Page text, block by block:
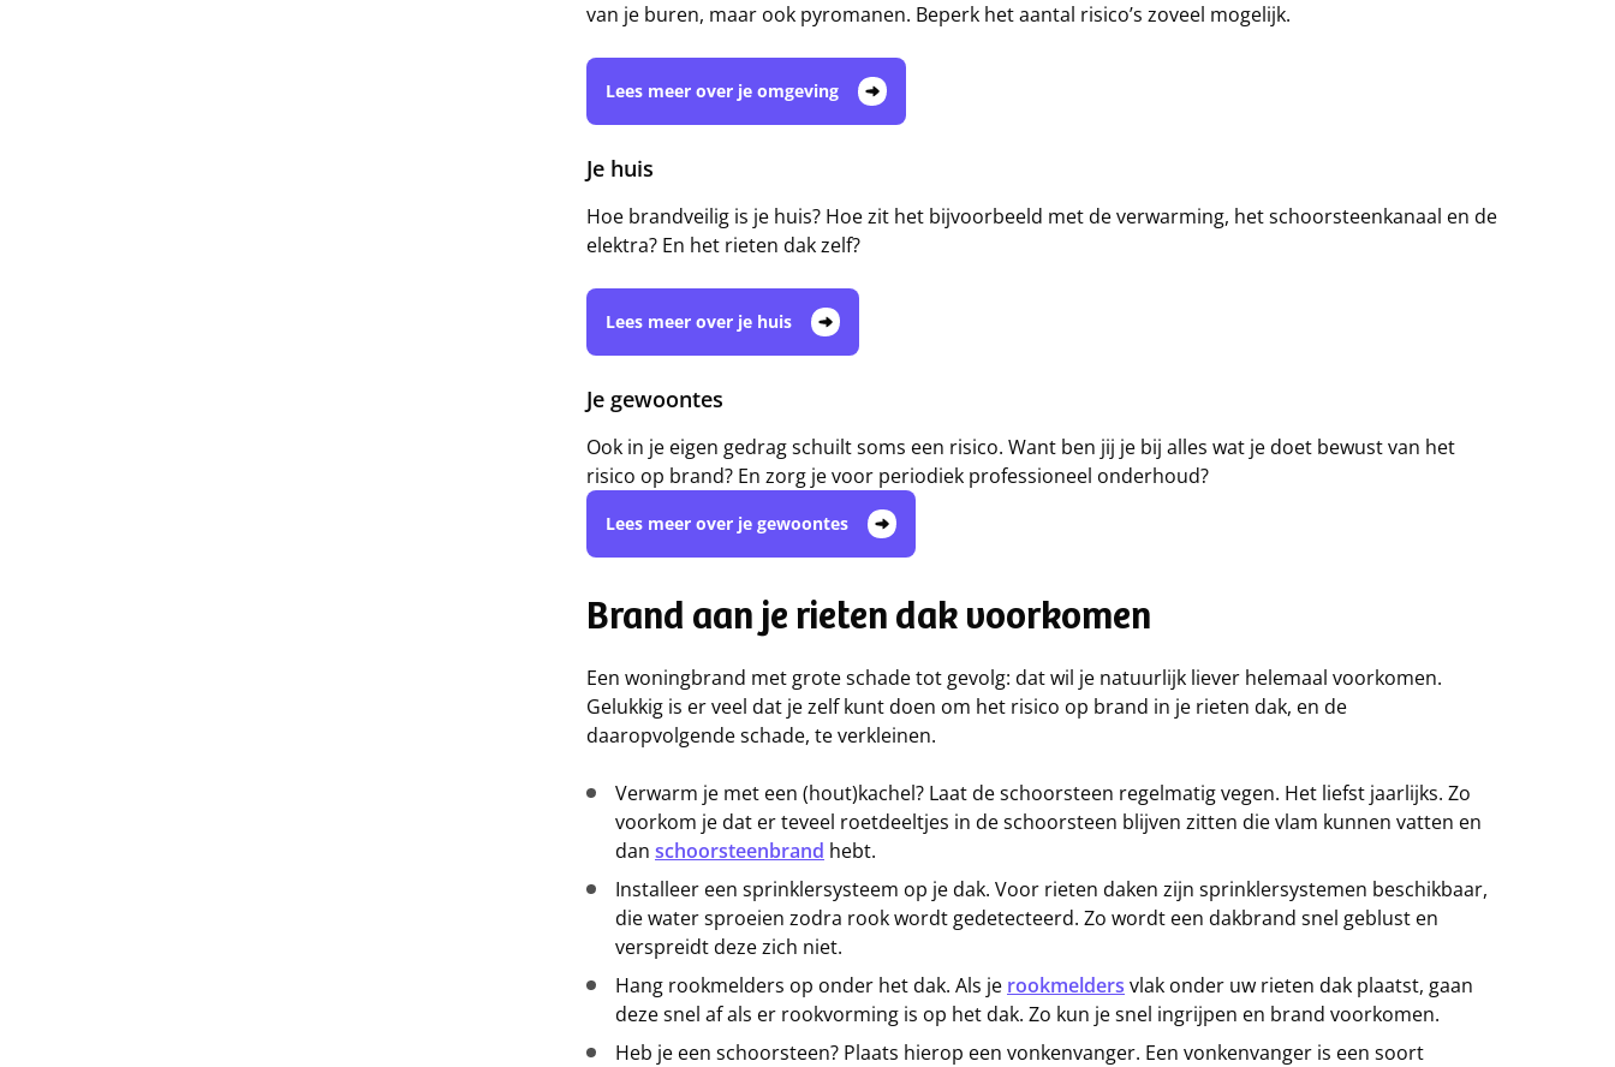
van je buren, maar ook pyromanen. Beperk het aantal risico’s zoveel mogelijk.
Lees meer over je omgeving
Je huis
Hoe brandveilig is je huis? Hoe zit het bijvoorbeeld met de verwarming, het schoorsteenkanaal en de
elektra? En het rieten dak zelf?
Lees meer over je huis
Je gewoontes
Ook in je eigen gedrag schuilt soms een risico. Want ben jij je bij alles wat je doet bewust van het
risico op brand? En zorg je voor periodiek professioneel onderhoud?
Lees meer over je gewoontes
Brand aan je rieten dak voorkomen
Een woningbrand met grote schade tot gevolg: dat wil je natuurlijk liever helemaal voorkomen.
Gelukkig is er veel dat je zelf kunt doen om het risico op brand in je rieten dak, en de
daaropvolgende schade, te verkleinen.
Verwarm je met een (hout)kachel? Laat de schoorsteen regelmatig vegen. Het liefst jaarlijks. Zo
voorkom je dat er teveel roetdeeltjes in de schoorsteen blijven zitten die vlam kunnen vatten en
dan schoorsteenbrand hebt.
Installeer een sprinklersysteem op je dak. Voor rieten daken zijn sprinklersystemen beschikbaar,
die water sproeien zodra rook wordt gedetecteerd. Zo wordt een dakbrand snel geblust en
verspreidt deze zich niet.
Hang rookmelders op onder het dak. Als je rookmelders vlak onder uw rieten dak plaatst, gaan
deze snel af als er rookvorming is op het dak. Zo kun je snel ingrijpen en brand voorkomen.
Heb je een schoorsteen? Plaats hierop een vonkenvanger. Een vonkenvanger is een soort